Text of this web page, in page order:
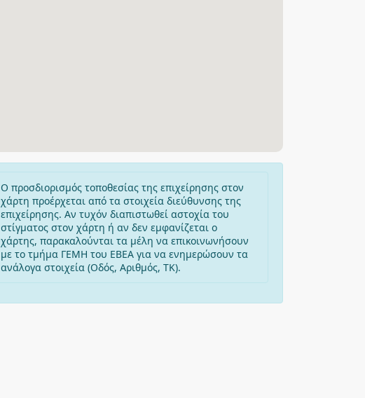
Ο προσδιορισμός τοποθεσίας της επιχείρησης στον
χάρτη προέρχεται από τα στοιχεία διεύθυνσης της
επιχείρησης. Αν τυχόν διαπιστωθεί αστοχία του
στίγματος στον χάρτη ή αν δεν εμφανίζεται ο
χάρτης, παρακαλούνται τα μέλη να επικοινωνήσουν
με το τμήμα ΓΕΜΗ του ΕΒΕΑ για να ενημερώσουν τα
ανάλογα στοιχεία (Οδός, Αριθμός, ΤΚ).